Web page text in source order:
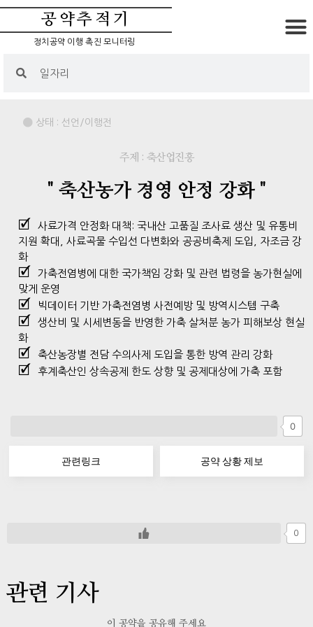
공약추적기
정치공약 이행 촉진 모니터링
상태 : 선언/이행전
주제 : 축산업진흥
" 축산농가 경영 안정 강화 "
사료가격 안정화 대책: 국내산 고품질 조사료 생산 및 유통비
지원 확대, 사료곡물 수입선 다변화와 공공비축제 도입, 자조금 강
화
가축전염병에 대한 국가책임 강화 및 관련 법령을 농가현실에
맞게 운영
빅데이터 기반 가축전염병 사전예방 및 방역시스템 구축
생산비 및 시세변동을 반영한 가축 살처분 농가 피해보상 현실
화
축산농장별 전담 수의사제 도입을 통한 방역 관리 강화
후계축산인 상속공제 한도 상향 및 공제대상에 가축 포함
0
관련링크 공약 상황 제보
0
관련 기사
이 공약을 공유해 주세요